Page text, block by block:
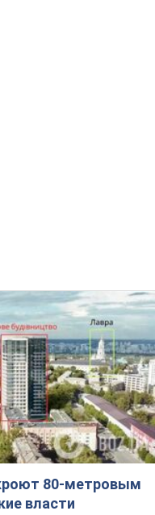
80-метровым
власти